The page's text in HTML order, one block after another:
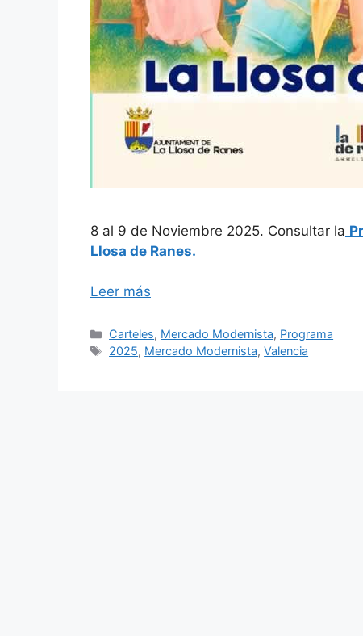
8 al 9 de Noviembre 2025. Consultar la
Llosa de Ranes.
Leer más
Categorías
Carteles, Mercado Modernista, Programa
Etiquetas
2025, Mercado Modernista,Valencia